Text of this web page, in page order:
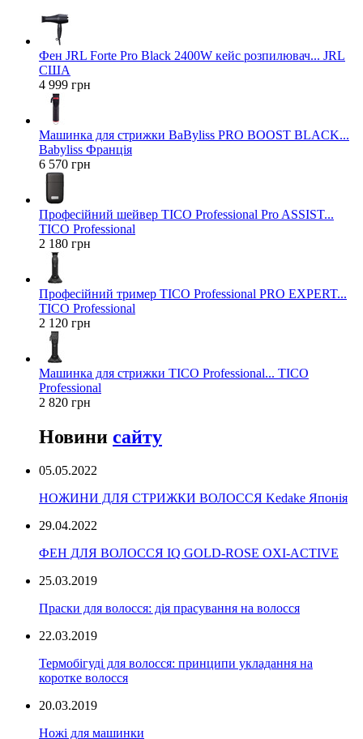
Фен JRL Forte Pro Black 2400W кейс розпилювач... JRL
США
4 999 грн
Машинка для стрижки BaByliss PRO BOOST BLACK...
Babyliss Франція
6 570 грн
Професійний шейвер TICO Professional Pro ASSIST...
TICO Professional
2 180 грн
Професійний тример TICO Professional PRO EXPERT...
TICO Professional
2 120 грн
Машинка для стрижки TICO Professional... TICO
Professional
2 820 грн
Новини сайту
05.05.2022
НОЖИНИ ДЛЯ СТРИЖКИ ВОЛОССЯ Kedake Японія
29.04.2022
ФЕН ДЛЯ ВОЛОССЯ IQ GOLD-ROSE OXI-ACTIVE
25.03.2019
Праски для волосся: дія прасування на волосся
22.03.2019
Термобігуді для волосся: принципи укладання на
коротке волосся
20.03.2019
Ножі для машинки